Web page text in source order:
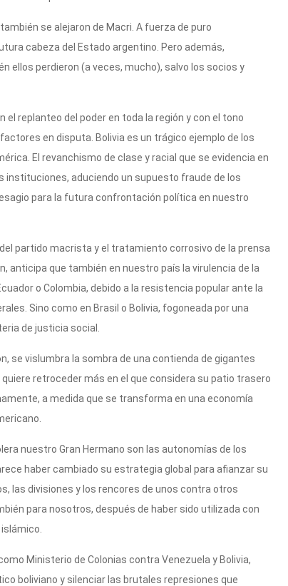
se alejaron de Macri. A fuerza de puro
cabeza del Estado argentino. Pero además,
ellos perdieron (a veces, mucho), salvo los socios y
replanteo del poder en toda la región y con el tono
en disputa. Bolivia es un trágico ejemplo de los
El revanchismo de clase y racial que se evidencia en
instituciones, aduciendo un supuesto fraude de los
para la futura confrontación política en nuestro
partido macrista y el tratamiento corrosivo de la prensa
que también en nuestro país la virulencia de la
o Colombia, debido a la resistencia popular ante la
Sino como en Brasil o Bolivia, fogoneada por una
de justicia social.
se vislumbra la sombra de una contienda de gigantes
retroceder más en el que considera su patio trasero
a medida que se transforma en una economía
nuestro Gran Hermano son las autonomías de los
haber cambiado su estrategia global para afianzar su
las divisiones y los rencores de unos contra otros
para nosotros, después de haber sido utilizada con
islámico.
Ministerio de Colonias contra Venezuela y Bolivia,
boliviano y silenciar las brutales represiones que